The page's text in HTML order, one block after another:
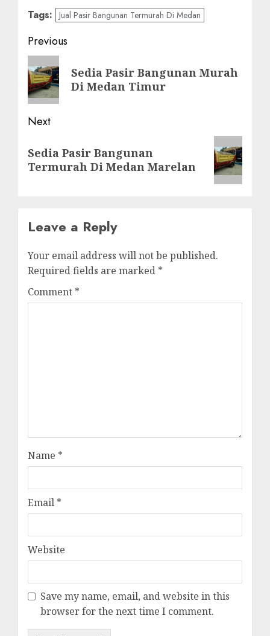
Tags: Jual Pasir Bangunan Termurah Di Medan
Post
navigation
Previous
Previous
post:
Sedia Pasir Bangunan Murah
Di Medan Timur
Next
post:
Sedia Pasir Bangunan
Termurah Di Medan Marelan
Leave a Reply
Your email address will not be published.
Required fields are marked *
Comment *
Name *
Email *
Website
Save my name, email, and website in this
browser for the next time I comment.